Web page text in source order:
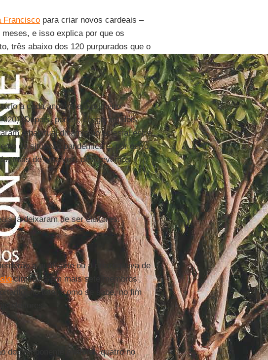
Franciscopara criar novos cardeais –
e isso explica por que os
três abaixo dos 120 purpurados que o
a cada ano entre o primeiro
Depois, porém, chegaram dois
o habitual dinamismo eclesial entre
da situação pandêmica e, por outro,
mais de uma vez, descrevemos
já deixaram de ser eleitores.
a qualidade ou a prerrogativa de
diminuirá em mais sete membros
no total, como se sabe, no fim
eleitores.
do componente eleitoral: quatro no